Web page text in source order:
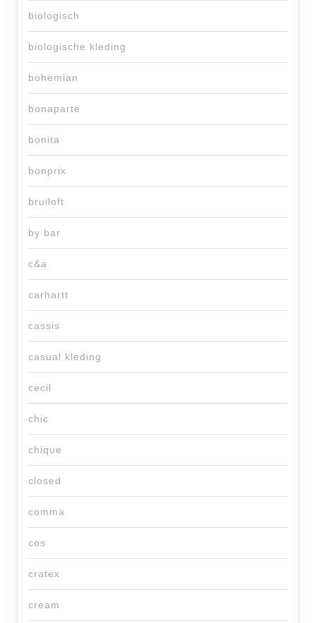
biologisch
biologische kleding
bohemian
bonaparte
bonita
bonprix
bruiloft
by bar
c&a
carhartt
cassis
casual kleding
cecil
chic
chique
closed
comma
cos
cratex
cream